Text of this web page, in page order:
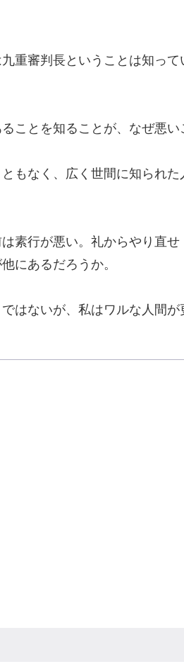
重審判長と い うことは知って
こと を知ることが、 なぜ悪い
もなく 、広く世間に知られた
素行が悪い。礼からやり直せ
他にあるだろうか。
はないが、私はワルな人間が